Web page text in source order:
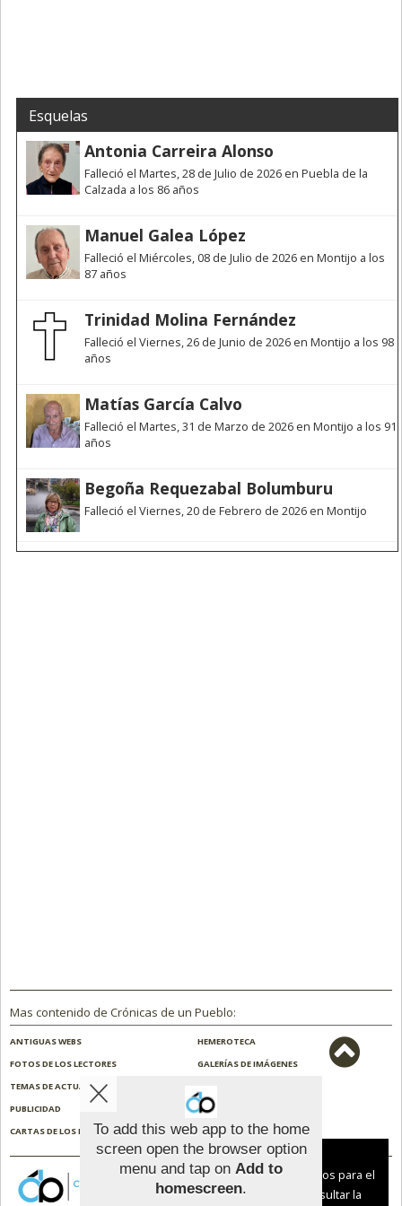
Esquelas
Antonia Carreira Alonso
Falleció el Martes, 28 de Julio de 2026 en Puebla de la
Calzada a los 86 años
Manuel Galea López
Falleció el Miércoles, 08 de Julio de 2026 en Montijo a los
87 años
Trinidad Molina Fernández
Falleció el Viernes, 26 de Junio de 2026 en Montijo a los 98
años
Matías García Calvo
Falleció el Martes, 31 de Marzo de 2026 en Montijo a los 91
años
Begoña Requezabal Bolumburu
Falleció el Viernes, 20 de Febrero de 2026 en Montijo
Mas contenido de Crónicas de un Pueblo:
ANTIGUAS WEBS
HEMEROTECA
FOTOS DE LOS LECTORES
GALERÍAS DE IMÁGENES
TEMAS DE ACTUALIDAD
PUBLICIDAD
CONTACTO
CARTAS DE LOS LECTORES
ENCUESTAS
To add this web app to the home
screen open the browser option
menu and tap on Add to
homescreen.
Aviso sobre el Uso de cookies:
Utilizamos cookies nuestras y de terceros para el
funcionamiento del digital. Puedes consultar la